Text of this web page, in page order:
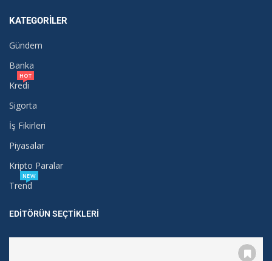
KATEGORILER
Gündem
Banka
Kredi
HOT
Sigorta
İş Fikirleri
Piyasalar
Kripto Paralar
Trend
NEW
EDITÖRÜN SEÇTIKLERI